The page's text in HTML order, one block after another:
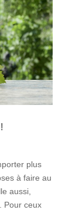
plus
à faire au
aussi,
Pour ceux